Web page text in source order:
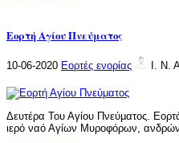
Εορτή Αγίου Πνεύματος
10-06-2020 Εορτές ενορίας Ι. Ν.
Δευτέρα Του Αγίου Πνεύματος.
ιερό ναό Αγίων Μυροφόρων, ανδρών